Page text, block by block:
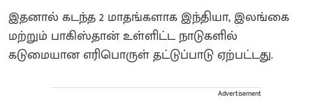
இதனால் கடந்த 2 மாதங்களாக இந்தியா, இலங்கை
மற்றும் பாகிஸ்தான் உள்ளிட்ட நாடுகளில்
கடுமையான எரிபொருள் தட்டுப்பாடு ஏற்பட்டது.
Advertisement